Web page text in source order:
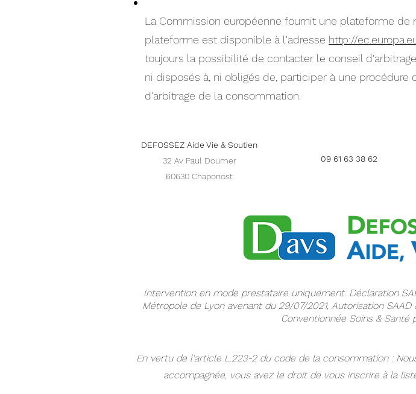
La Commission européenne fournit une plateforme de
plateforme est disponible à l'adresse http://
toujours la possibilité de contacter le conseil
ni disposés à, ni obligés de, participer à une
d'arbitrage de la consommation.
DEFOSSEZ Aide Vie & Soutien
32 Av Paul Doumer
60630 Chaponost
09 61 63 38 62
Intervention en mode prestataire uniquement. Déclaration
Métropole de Lyon avenant du 29/07/2021, Autorisation
Conventionnée Soins & Santé
En vertu de l'article L.223-2 du code de la consommation :
accompagnée, vous avez le droit de vous inscrire à la